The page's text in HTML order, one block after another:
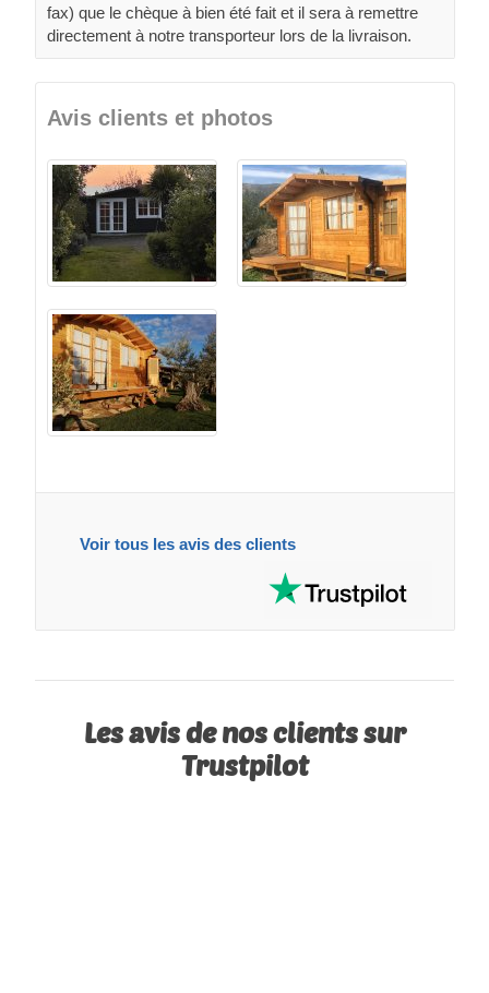
fax) que le chèque à bien été fait et il sera à remettre
directement à notre transporteur lors de la livraison.
Avis clients et photos
Voir tous les avis des clients
Les avis de nos clients sur
Trustpilot